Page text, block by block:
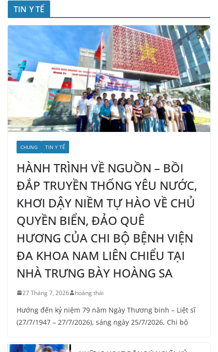
TIN Y TẾ
CHUNG TIN Y TẾ
HÀNH TRÌNH VỀ NGUỒN – BỒI
ĐẮP TRUYỀN THỐNG YÊU NƯỚC,
KHƠI DẬY NIỀM TỰ HÀO VỀ CHỦ
QUYỀN BIỂN, ĐẢO QUÊ
HƯƠNG CỦA CHI BỘ BỆNH VIỆN
ĐA KHOA NAM LIÊN CHIỂU TẠI
NHÀ TRƯNG BÀY HOÀNG SA
27 Tháng 7, 2026 hoàng thái
Hướng đến kỷ niệm 79 năm Ngày Thương binh – Liệt sĩ
(27/7/1947 – 27/7/2026), sáng ngày 25/7/2026, Chi bộ